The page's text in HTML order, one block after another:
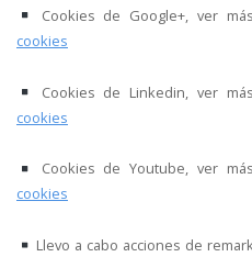
Cookies de Google+, ver
cookies
Cookies de Linkedin, ver
cookies
Cookies de Youtube, ver
cookies
Llevo a cabo acciones de